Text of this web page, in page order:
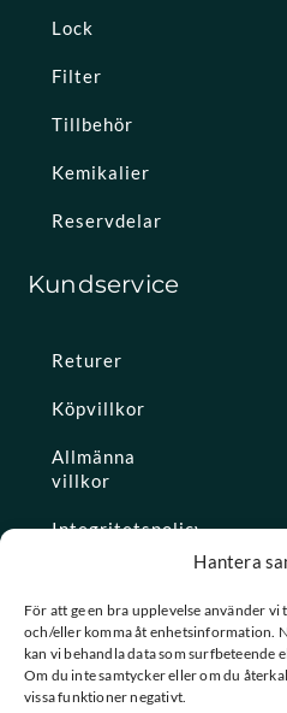
Hantera
För att ge en bra upplevelse använder
och/eller komma åt enhetsinformation.
kan vi behandla data som surfbeteende
Om du inte samtycker eller om du
vissa funktioner negativt.
Lock
Filter
Tillbehör
Kemikalier
Reservdelar
Kundservice
Returer
Köpvillkor
Allmänna
villkor
Integritetspolicy
Konto